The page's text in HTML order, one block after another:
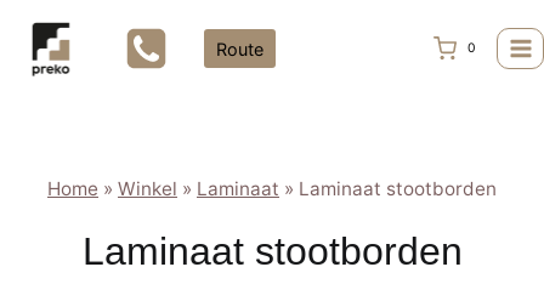
naar
inhoud
Route 0
Home » Winkel » Laminaat » Laminaat stootborden
Laminaat stootborden